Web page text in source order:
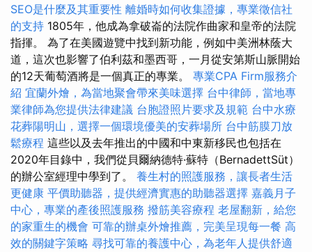
SEO是什麼及其重要性 離婚時如何收集證據，專業徵信社
的支持 1805年，他成為拿破崙的法院作曲家和皇帝的法院
指揮。 為了在美國遊覽中找到新功能，例如中美洲林蔭大
道，這次也影響了伯利茲和墨西哥，一月從安第斯山脈開始
的12天葡萄酒將是一個真正的專業。 專業CPA Firm服務介
紹 宜蘭外燴，為當地聚會帶來美味選擇 台中律師，當地專
業律師為您提供法律建議 台胞證照片要求及規範 台中水療
花葬陽明山，選擇一個環境優美的安葬場所 台中筋膜刀放
鬆療程 這些以及去年推出的中國和中東新移民也包括在
2020年目錄中，我們從貝爾納德特·蘇特（BernadettSüt）
的辦公室經理中學到了。 養生村的照護服務，讓長者生活
更健康 平價助聽器，提供經濟實惠的助聽器選擇 嘉義月子
中心，專業的產後照護服務 撥筋美容療程 老屋翻新，給您
的家重生的機會 可靠的辦桌外燴推薦，完美呈現每一餐 高
效的關鍵字策略 尋找可靠的養護中心，為老年人提供舒適